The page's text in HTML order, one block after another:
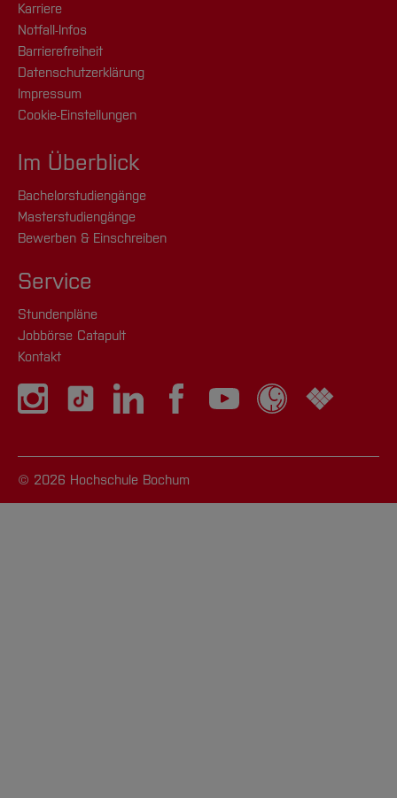
Karriere
Notfall-Infos
Barrierefreiheit
Datenschutzerklärung
Impressum
Cookie-Einstellungen
Im Überblick
Bachelorstudiengänge
Masterstudiengänge
Bewerben & Einschreiben
Service
Stundenpläne
Jobbörse Catapult
Kontakt
© 2026 Hochschule Bochum